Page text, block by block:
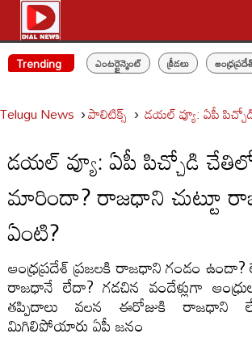
Trending ఎంటర్టైన్మెంట్ క్రీడలు ఆంధ్రప్రదేశ్
Telugu News పాలిటిక్స్‌ డయల్ వ్యూ: ఏపీ
డయల్ వ్యూ: ఏపీ పిచ్చోడి
మారిందా? రాజధాని చుట్టూ
ఏంటి?
ఆంధ్రప్రదేశ్ ప్రజలకి రాజధాని గండం
రాజధానే లేదా? గడచిన వందేళ్లుగా
తప్పిదాలు వలన ఈరోజుకి రాజధాని
మిగిలిపోయారు ఏపీ జనం